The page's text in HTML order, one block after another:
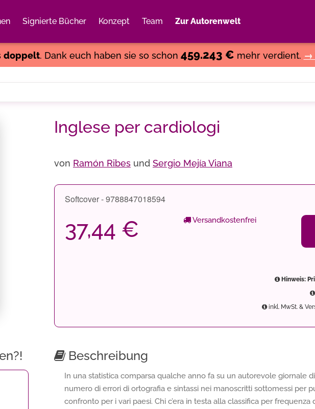
Signierte Bücher Konzept Team Zur Autorenwelt
doppelt. Dank euch haben sie so schon 459.243 € mehr verdient. →
Inglese per cardiologi
von Ramón Ribes und Sergio Mejía Viana
Softcover - 9788847018594
37,44 € Versandkostenfrei
Hinweis:
inkl. MwSt. &
Beschreibung
In una statistica comparsa qualche anno fa su un autorevole giornale
numero di errori di ortografia e sintassi nei manoscritti sottomessi per
confronto per i vari paesi. Chi c’era in testa alla classifica per frequenza